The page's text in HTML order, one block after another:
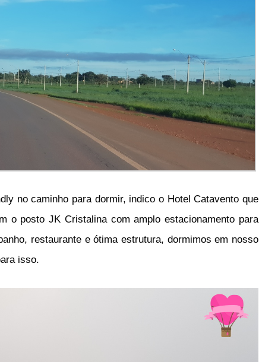
no caminho para dormir, indico o Hotel Catavento que
o posto JK Cristalina com amplo estacionamento para
restaurante e ótima estrutura, dormimos em nosso
isso.